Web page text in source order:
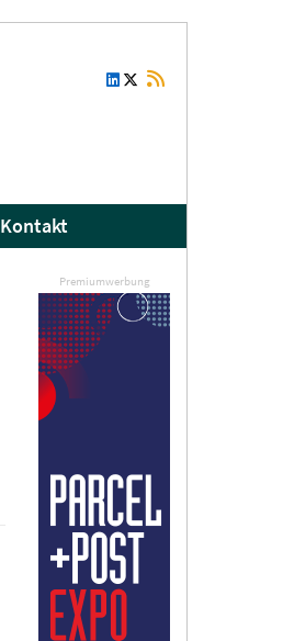
Kontakt
Premiumwerbung